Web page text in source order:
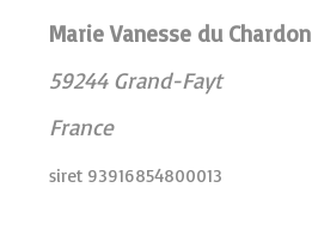
Marie Vanesse du Chardon
59244 Grand-Fayt
France
siret 93916854800013